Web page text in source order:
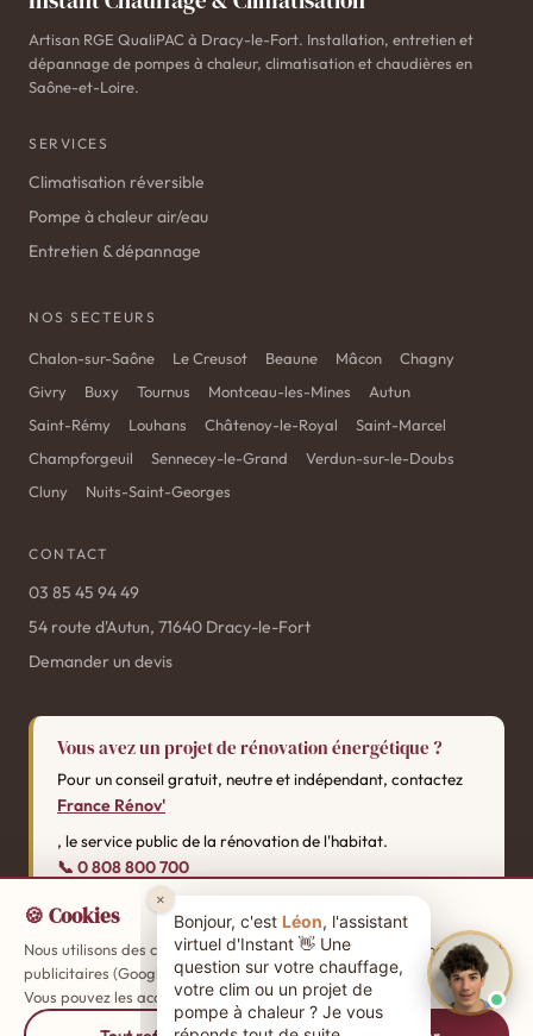
Artisan RGE QualiPAC à Dracy-le-Fort. Installation, entretien et
dépannage de pompes à chaleur, climatisation et chaudières en
Saône-et-Loire.
SERVICES
Climatisation réversible
Pompe à chaleur air/eau
Entretien & dépannage
NOS SECTEURS
Chalon-sur-Saône Le Creusot Beaune Mâcon
Chagny
Givry
Buxy Tournus Montceau-les-Mines
Autun
Saint-Rémy
Louhans Châtenoy-le-Royal
Saint-Marcel
Champforgeuil
Sennecey-le-Grand
Verdun-sur-le-Doubs
Cluny
Nuits-Saint-Georges
CONTACT
03 85 45 94 49
54 route d'Autun, 71640 Dracy-le-Fort
Demander un devis
Vous avez un projet de rénovation énergétique ?
Pour un conseil gratuit, neutre et indépendant, contactez
France Rénov'
, le service public de la rénovation de l'habitat.
📞 0 808 800 700
SARL Instant By Pinto — SIREN 880747209 RCS Chalon-sur-Saône ·
Mentions
légales· Confidentialité·CGV
🍪 Cookies
Nous utilisons des cookies de mesure d'audience (Google Analytics) et
publicitaires (Google Ads, Meta) pour améliorer votre expérience.
Vous pouvez les accepter ou les refuser. En savoir plus